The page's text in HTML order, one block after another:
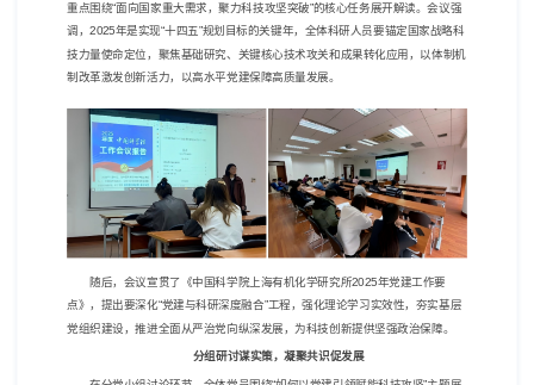
重点围绕“面向国家重大需求，聚力科技攻坚突破”的核心任务展开解读。会议强
调，2025年是实现“十四五”规划目标的关键年，全体科研人员要锚定国家战略科
技力量使命定位，聚焦基础研究、关键核心技术攻关和成果转化应用，以体制机
制改革激发创新活力，以高水平党建保障高质量发展。
随后，会议宣贯了《中国科学院上海有机化学研究所2025年党建工作要
点》，提出要深化“党建与科研深度融合”工程，强化理论学习实效性，夯实基层
党组织建设，推进全面从严治党向纵深发展，为科技创新提供坚强政治保障。
分组研讨谋实策，凝聚共识促发展